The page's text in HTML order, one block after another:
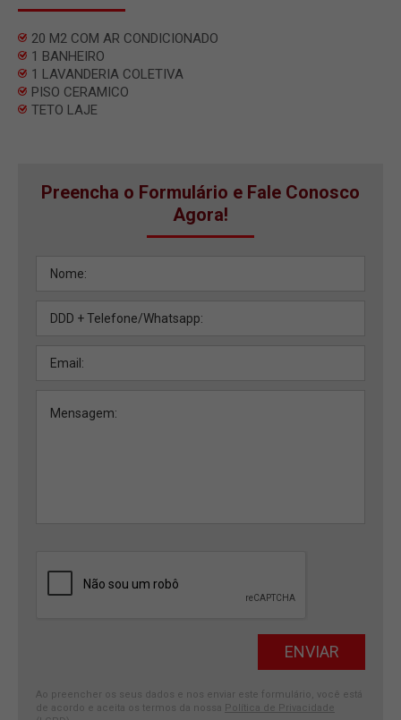
20 M2 COM AR CONDICIONADO
1 BANHEIRO
1 LAVANDERIA COLETIVA
PISO CERAMICO
TETO LAJE
Preencha o Formulário e Fale Conosco
Agora!
Ao preencher os seus dados e nos enviar este formulário, você está
de acordo e aceita os termos da nossa Política de Privacidade